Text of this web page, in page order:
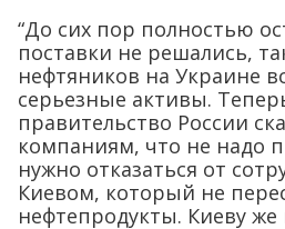
“До сих пор полностью
поставки не решались,
нефтяников на Украине
серьезные активы.
правительство России
компаниям, что не надо
нужно отказаться от
Киевом, который не
нефтепродукты. Киеву